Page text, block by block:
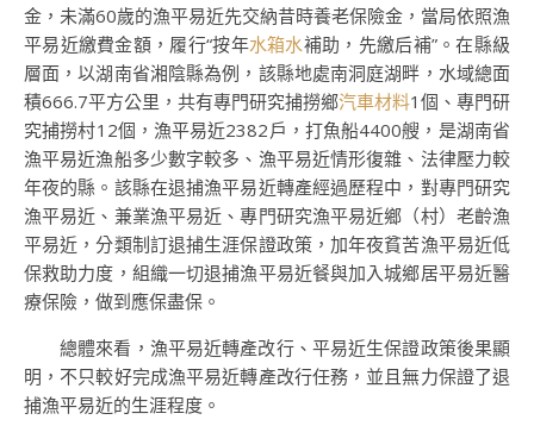
金，未滿60歲的漁平易近先交納昔時養老保險金，當局依照漁
平易近繳費金額，履行“按年水箱水補助，先繳后補”。在縣級
層面，以湖南省湘陰縣為例，該縣地處南洞庭湖畔，水域總面
積666.7平方公里，共有專門研究捕撈鄉汽車材料1個、專門研
究捕撈村12個，漁平易近2382戶，打魚船4400艘，是湖南省
漁平易近漁船多少數字較多、漁平易近情形復雜、法律壓力較
年夜的縣。該縣在退捕漁平易近轉產經過歷程中，對專門研究
漁平易近、兼業漁平易近、專門研究漁平易近鄉（村）老齡漁
平易近，分類制訂退捕生涯保證政策，加年夜貧苦漁平易近低
保救助力度，組織一切退捕漁平易近餐與加入城鄉居平易近醫
療保險，做到應保盡保。
總體來看，漁平易近轉產改行、平易近生保證政策後果顯
明，不只較好完成漁平易近轉產改行任務，並且無力保證了退
捕漁平易近的生涯程度。